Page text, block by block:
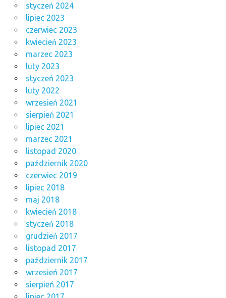
styczeń 2024
lipiec 2023
czerwiec 2023
kwiecień 2023
marzec 2023
luty 2023
styczeń 2023
luty 2022
wrzesień 2021
sierpień 2021
lipiec 2021
marzec 2021
listopad 2020
październik 2020
czerwiec 2019
lipiec 2018
maj 2018
kwiecień 2018
styczeń 2018
grudzień 2017
listopad 2017
październik 2017
wrzesień 2017
sierpień 2017